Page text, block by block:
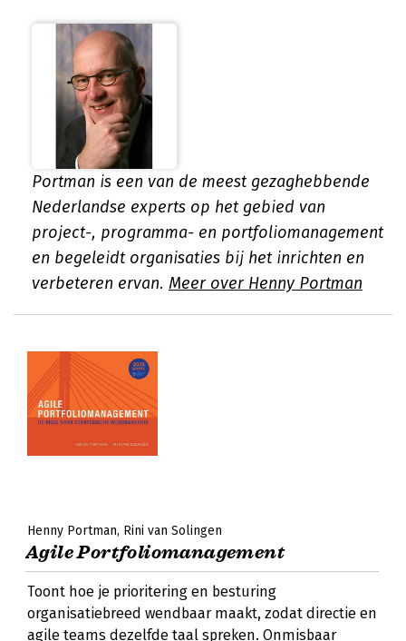
Portman is een van de meest gezaghebbende
Nederlandse experts op het gebied van
project-, programma- en portfoliomanagement
en begeleidt organisaties bij het inrichten en
verbeteren ervan. Meer over Henny Portman
Henny Portman Rini van Solingen
Agile Portfoliomanagement
Toont hoe je prioritering en besturing
organisatiebreed wendbaar maakt, zodat directie en
agile teams dezelfde taal spreken. Onmisbaar